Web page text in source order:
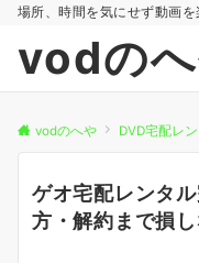
場所、時間を気にせず動画を
vodの
vodのへや DVD宅配レ
ゲオ宅配レンタ
方・解約まで損